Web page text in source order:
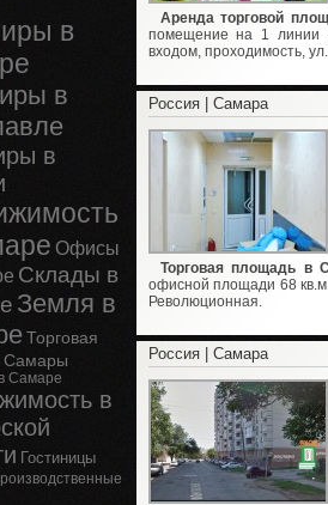
в
в
в
Офисы
Склады в
Земля в
Торговая
Самары
Самаре
в
Гостиницы
Аренда торговой
помещение на 1 линии
входом, проходимость,
Россия | Самара
Торговая площадь в
офисной площади 68
Революционная.
Россия | Самара